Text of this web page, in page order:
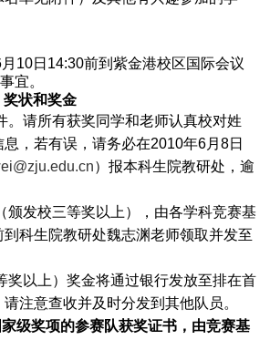
10日14:30前到紫金港校区国际会议
宜。
奖状和奖金
。请所有获奖同学和老师认真校对姓
，若有误，请务必在2010年6月8日
）报本科生院教研处，逾
颁发校三等奖以上），由各学科竞赛基
科生院教研处魏志渊老师领取并发至
奖以上）奖金将通过银行发放至排在首
注意查收并及时分发到其他队员。
级奖项的参赛队获奖证书，由竞赛基